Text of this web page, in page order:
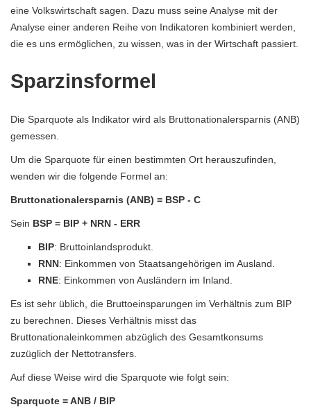
eine Volkswirtschaft sagen. Dazu muss seine Analyse mit der
Analyse einer anderen Reihe von Indikatoren kombiniert werden,
die es uns ermöglichen, zu wissen, was in der Wirtschaft passiert.
Sparzinsformel
Die Sparquote als Indikator wird als Bruttonationalersparnis (ANB)
gemessen.
Um die Sparquote für einen bestimmten Ort herauszufinden,
wenden wir die folgende Formel an:
Bruttonationalersparnis (ANB) = BSP - C
Sein BSP = BIP + NRN - ERR
BIP: Bruttoinlandsprodukt.
RNN: Einkommen von Staatsangehörigen im Ausland.
RNE: Einkommen von Ausländern im Inland.
Es ist sehr üblich, die Bruttoeinsparungen im Verhältnis zum BIP
zu berechnen. Dieses Verhältnis misst das
Bruttonationaleinkommen abzüglich des Gesamtkonsums
zuzüglich der Nettotransfers.
Auf diese Weise wird die Sparquote wie folgt sein:
Sparquote = ANB / BIP